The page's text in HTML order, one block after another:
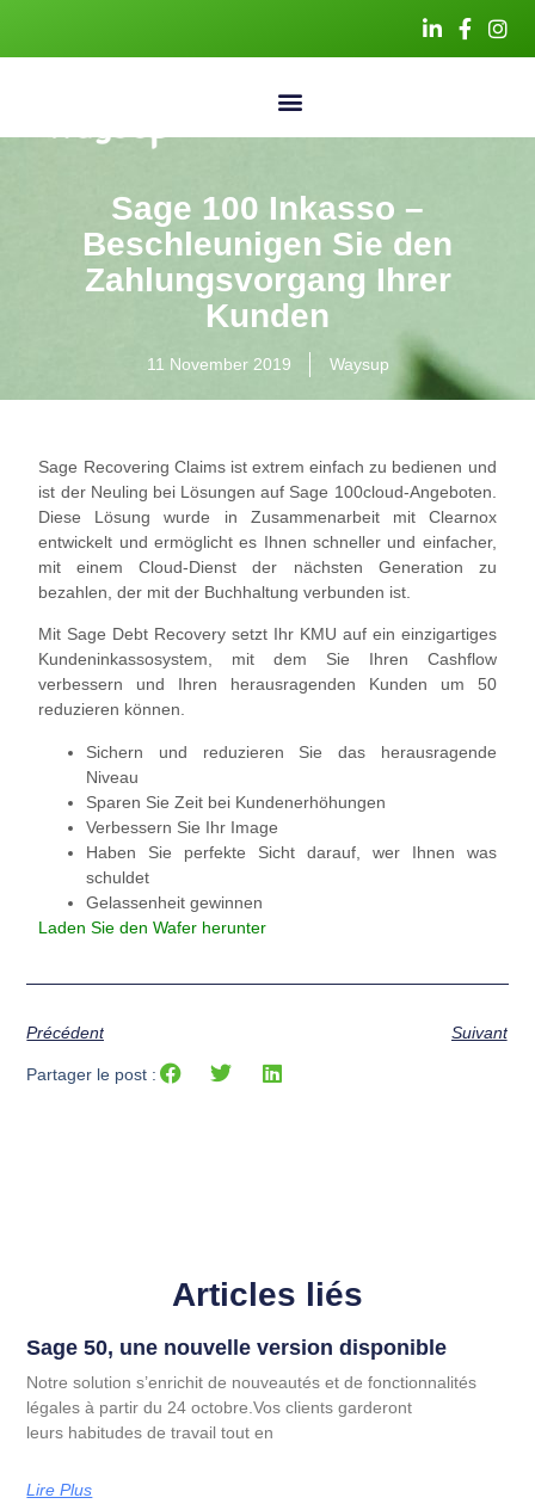
Sage 100 Inkasso –
Beschleunigen Sie den
Zahlungsvorgang Ihrer
Kunden
11 November 2019 Waysup
Sage Recovering Claims ist extrem einfach zu bedienen und
ist der Neuling bei Lösungen auf Sage 100cloud-Angeboten.
Diese Lösung wurde in Zusammenarbeit mit Clearnox
entwickelt und ermöglicht es Ihnen schneller und einfacher,
mit einem Cloud-Dienst der nächsten Generation zu
bezahlen, der mit der Buchhaltung verbunden ist.
Mit Sage Debt Recovery setzt Ihr KMU auf ein einzigartiges
Kundeninkassosystem, mit dem Sie Ihren Cashflow
verbessern und Ihren herausragenden Kunden um 50
reduzieren können.
Sichern und reduzieren Sie das herausragende
Niveau
Sparen Sie Zeit bei Kundenerhöhungen
Verbessern Sie Ihr Image
Haben Sie perfekte Sicht darauf, wer Ihnen was
schuldet
Gelassenheit gewinnen
Laden Sie den Wafer herunter
Précédent Suivant
Partager le post :
Articles liés
Sage 50, une nouvelle version disponible
Notre solution s’enrichit de nouveautés et de fonctionnalités
légales à partir du 24 octobre.Vos clients garderont
leurs habitudes de travail tout en
Lire Plus